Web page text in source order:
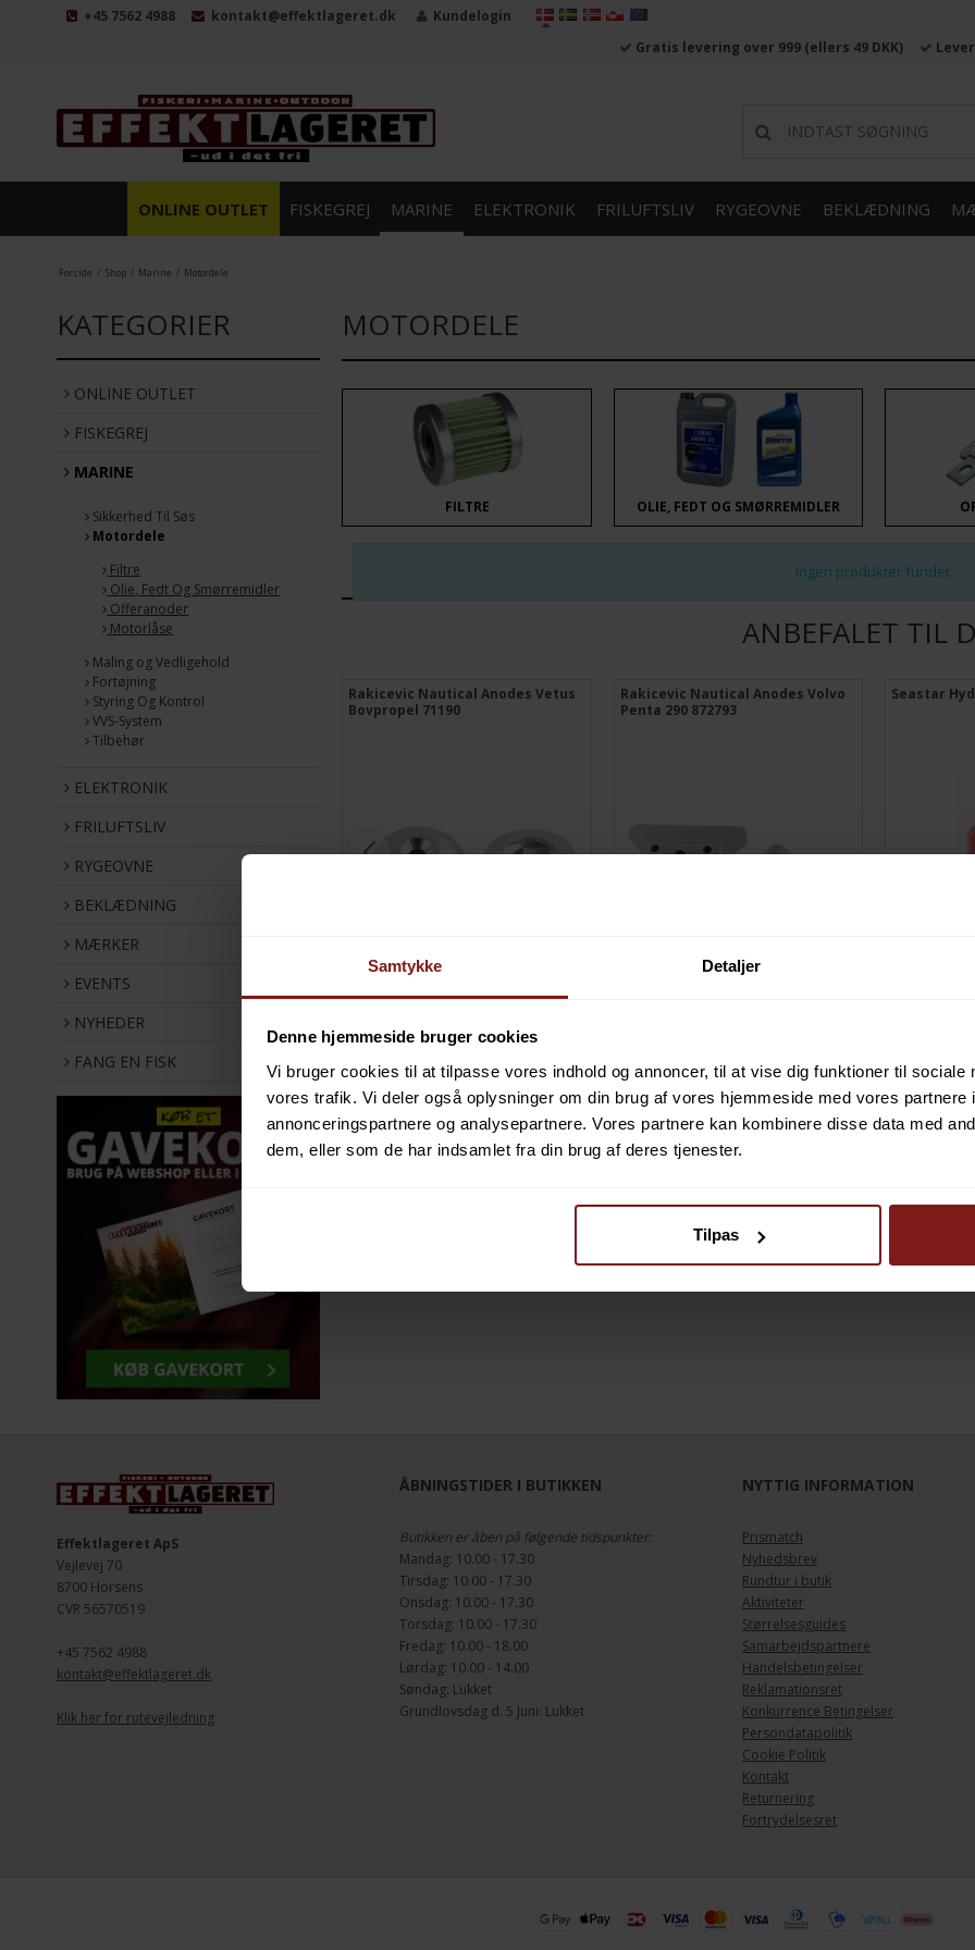
Samtykke Detaljer
Denne hjemmeside bruger cookies
Vi bruger cookies til at tilpasse vores indhold og annoncer, til at vise dig funktioner til sociale
vores trafik. Vi deler også oplysninger om din brug af vores hjemmeside med vores partnere
annonceringspartnere og analysepartnere. Vores partnere kan kombinere disse data med
dem, eller som de har indsamlet fra din brug af deres tjenester.
Tilpas
+45 7562 4988 kontakt@effektlageret.dk
Kundelogin
Gratis levering over 999 (ellers 49 DKK)
ONLINE OUTLET FISKEGREJ MARINE ELEKTRONIK FRILUFTSLIV RYGEOVNE BEKLÆDNING
Forside / Shop / Marine / Motordele
KATEGORIER
ONLINE OUTLET
FISKEGREJ
MARINE
Sikkerhed Til Søs
Motordele
Filtre
Olie, Fedt Og Smørremidler
Offeranoder
Motorlåse
Maling og Vedligehold
Fortøjning
Styring Og Kontrol
VVS-System
Tilbehør
ELEKTRONIK
FRILUFTSLIV
RYGEOVNE
BEKLÆDNING
MÆRKER
EVENTS
NYHEDER
FANG EN FISK
MOTORDELE
FILTRE OLIE, FEDT OG SMØRREMIDLER
Ingen produkter fundet.
ANBEFALET TIL
Rakicevic Nautical Anodes Volvo
Penta Propel 3858399
111,00 DKK
VIS PRODUKT
Rakicevic Nautical Anodes Vetus
Bovpropel 71190
Rakicevic Nautical Anodes Volvo
Penta 290 872793
Seastar
Effektlageret ApS
Vejlevej 70
8700 Horsens
CVR 56570519
+45 7562 4988
kontakt@effektlageret.dk
Klik her for rutevejledning
ÅBNINGSTIDER I BUTIKKEN
Butikken er åben på følgende tidspunkter:
Mandag: 10.00 - 17.30
Tirsdag: 10.00 - 17.30
Onsdag: 10.00 - 17.30
Torsdag: 10.00 - 17.30
Fredag: 10.00 - 18.00
Lørdag: 10.00 - 14.00
Søndag: Lukket
Grundlovsdag d. 5 Juni: Lukket
NYTTIG INFORMATION
Prismatch
Nyhedsbrev
Rundtur i butik
Aktiviteter
Størrelsesguides
Samarbejdspartnere
Handelsbetingelser
Reklamationsret
Konkurrence Betingelser
Persondatapolitik
Cookie Politik
Kontakt
Returnering
Fortrydelsesret